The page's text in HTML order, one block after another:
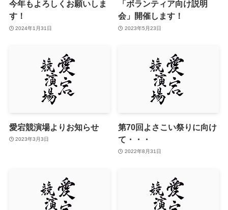
今年もよろしくお願いしま
す！
2024年1月31日
「ボランティア向け説明
会」開催します！
2023年5月23日
愛宕競演場よりお知らせ
2023年3月3日
第70回よさこい祭りに向け
て・・・
2022年8月31日